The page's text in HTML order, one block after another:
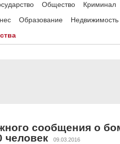
Общество
Криминал
Образование
Недвижимость
сообщения о
человек
09.03.2016